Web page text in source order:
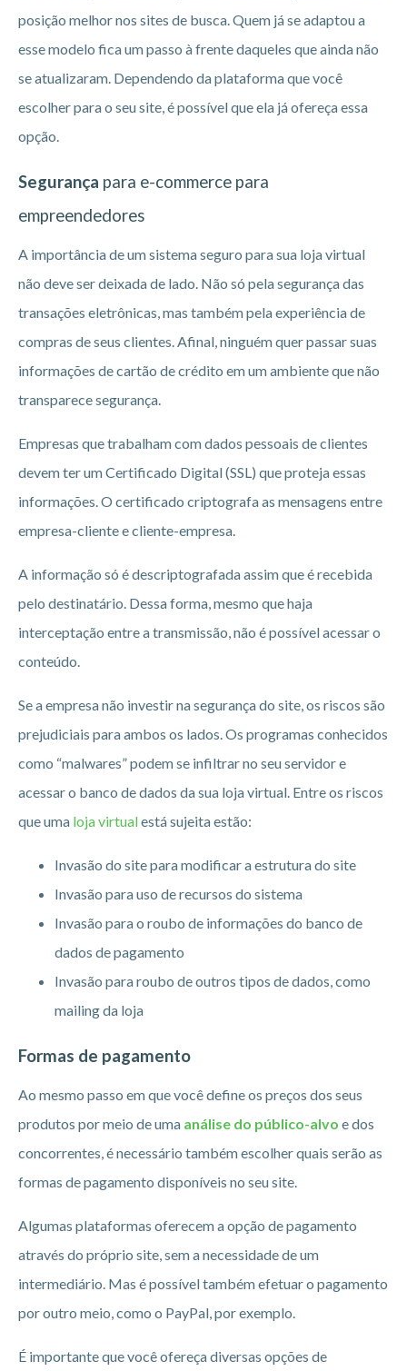
posição melhor nos sites de busca. Quem já se adaptou a
esse modelo fica um passo à frente daqueles que ainda não
se atualizaram. Dependendo da plataforma que você
escolher para o seu site, é possível que ela já ofereça essa
opção.
Segurança para e-commerce para
empreendedores
A importância de um sistema seguro para sua loja virtual
não deve ser deixada de lado. Não só pela segurança das
transações eletrônicas, mas também pela experiência de
compras de seus clientes. Afinal, ninguém quer passar suas
informações de cartão de crédito em um ambiente que não
transparece segurança.
Empresas que trabalham com dados pessoais de clientes
devem ter um Certificado Digital (SSL) que proteja essas
informações. O certificado criptografa as mensagens entre
empresa-cliente e cliente-empresa.
A informação só é descriptografada assim que é recebida
pelo destinatário. Dessa forma, mesmo que haja
interceptação entre a transmissão, não é possível acessar o
conteúdo.
Se a empresa não investir na segurança do site, os riscos são
prejudiciais para ambos os lados. Os programas conhecidos
como “malwares” podem se infiltrar no seu servidor e
acessar o banco de dados da sua loja virtual. Entre os riscos
que uma loja virtualestá sujeita estão:
Invasão do site para modificar a estrutura do site
Invasão para uso de recursos do sistema
Invasão para o roubo de informações do banco de
dados de pagamento
Invasão para roubo de outros tipos de dados, como
mailing da loja
Formas de pagamento
Ao mesmo passo em que você define os preços dos seus
produtos por meio de uma análise do público-alvo e dos
concorrentes, é necessário também escolher quais serão as
formas de pagamento disponíveis no seu site.
Algumas plataformas oferecem a opção de pagamento
através do próprio site, sem a necessidade de um
intermediário. Mas é possível também efetuar o pagamento
por outro meio, como o PayPal, por exemplo.
É importante que você ofereça diversas opções de